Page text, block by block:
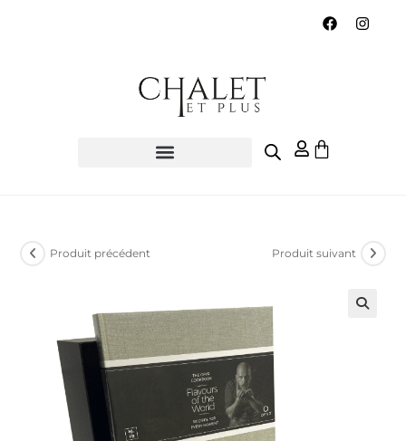
Produit précédent Produit suivant